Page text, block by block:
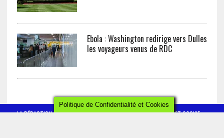
Ebola : Washington redirige vers Dulles
les voyageurs venus de RDC
LA RÉDACTION CONTACT
POLITIQUE DE CONFIDENTIALITÉ ET COOKIE
Politique de Confidentialité et Cookies